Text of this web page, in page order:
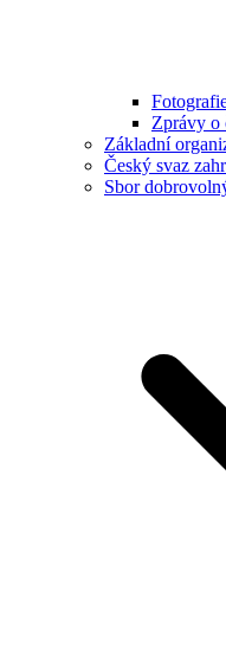
Zprávy o
Základní
Český svaz
Sbor